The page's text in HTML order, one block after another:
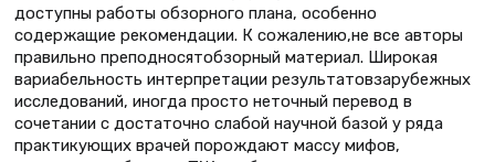
доступны работы обзорного плана, особенно
содержащие рекомендации. К сожалению,не все авторы
правильно преподносятобзорный материал. Широкая
вариабельность интерпретации результатовзарубежных
исследований, иногда просто неточный перевод в
сочетании с достаточно слабой научной базой у ряда
практикующих врачей порождают массу мифов,